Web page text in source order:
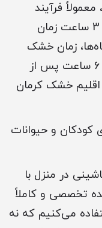
فرآیند
شستشو و آبگیری هر فرش بین 1 تا 3 ساعت زمان
زمان خشک
شدن نهایی فرش نیز اغلب بین 2 تا 6 ساعت پس از
اقلیم خشک کرمان
کودکان و حیوانات
در منزل با
تخصصی و کاملاً
می‌کنیم که نه